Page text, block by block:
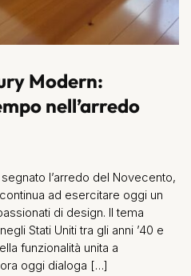
Modern:
nell’arredo
l’arredo del Novecento,
ad esercitare oggi un
di design. Il tema
Stati Uniti tra gli anni ’40 e
funzionalità unita a
oggi dialoga […]